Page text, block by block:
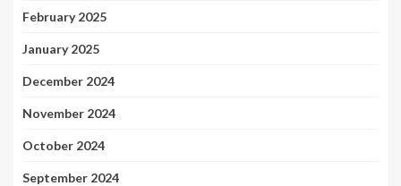
February 2025
January 2025
December 2024
November 2024
October 2024
September 2024